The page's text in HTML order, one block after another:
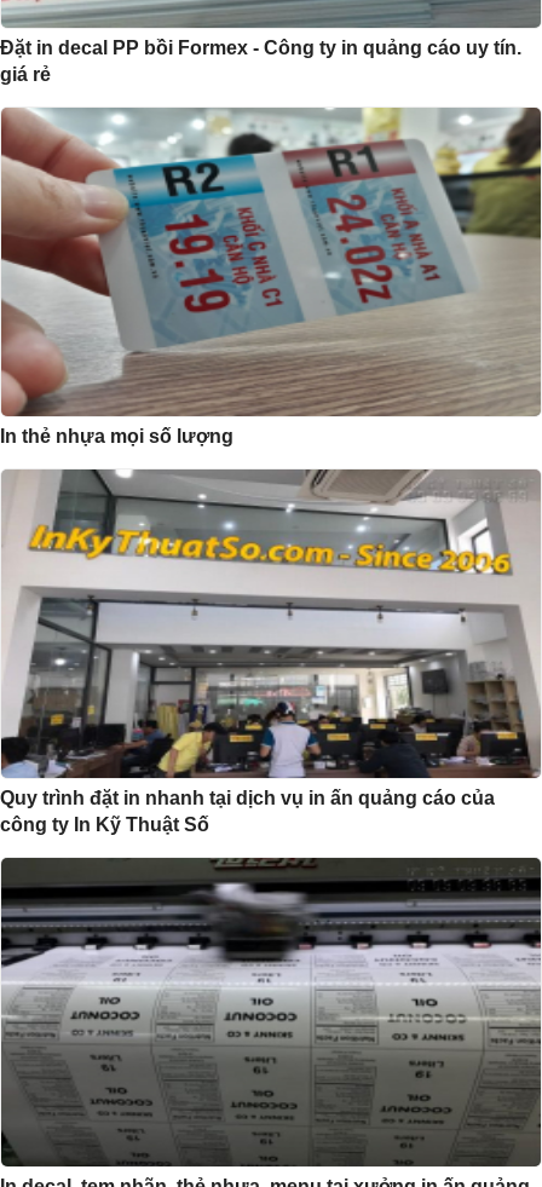
Đặt in decal PP bồi Formex - Công ty in quảng cáo uy tín.
giá rẻ
In thẻ nhựa mọi số lượng
Quy trình đặt in nhanh tại dịch vụ in ấn quảng cáo của
công ty In Kỹ Thuật Số